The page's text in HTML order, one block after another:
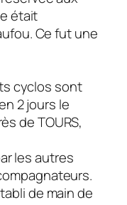
était
Ce fut une
cyclos sont
2 jours le
de TOURS,
les autres
de main de